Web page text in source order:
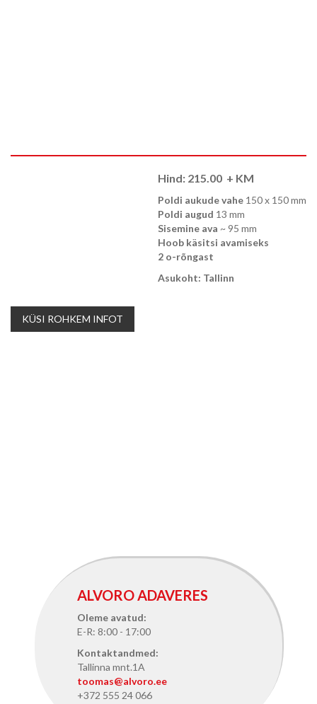
Hind: 215.00 + KM
Poldi aukude vahe 150 x 150 mm
Poldi augud 13 mm
Sisemine ava ~ 95 mm
Hoob käsitsi avamiseks
2 o-rõngast
Asukoht: Tallinn
KÜSI ROHKEM INFOT
ALVORO ADAVERES
Oleme avatud:
E-R: 8:00 - 17:00
Kontaktandmed:
Tallinna mnt.1A
toomas@alvoro.ee
+372 555 24 066